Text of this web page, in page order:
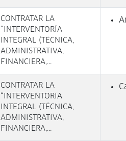
CONTRATAR LA
“INTERVENTORÍA
INTEGRAL (TÉCNICA,
ADMINISTRATIVA,
FINANCIERA,...
CONTRATAR LA
“INTERVENTORÍA
INTEGRAL (TÉCNICA,
ADMINISTRATIVA,
FINANCIERA,...